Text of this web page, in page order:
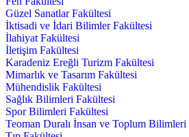
Güzel Sanatlar Fakültesi
İktisadi ve İdari Bilimler Fakültesi
İlahiyat Fakültesi
İletişim Fakültesi
Karadeniz Ereğli Turizm Fakültesi
Mimarlık ve Tasarım Fakültesi
Mühendislik Fakültesi
Sağlık Bilimleri Fakültesi
Spor Bilimleri Fakültesi
Teoman Duralı İnsan ve Toplum Bilimleri